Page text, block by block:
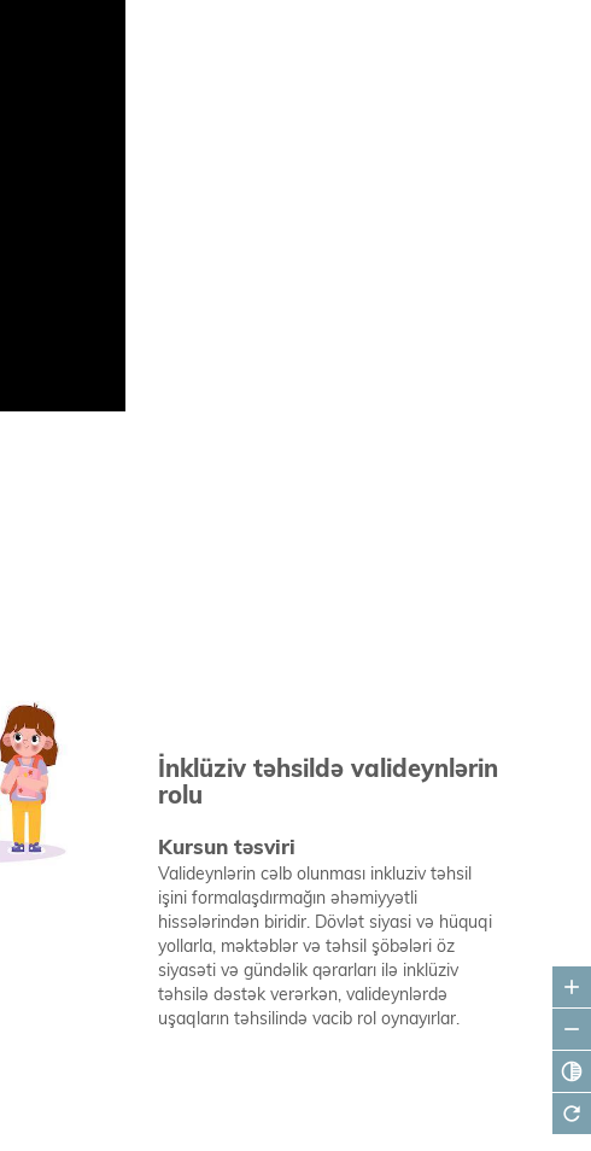
add
remove
tonality
refresh
İnklüziv təhsildə valideynlərin
rolu
Kursun təsviri
Valideynlərin cəlb olunması inkluziv təhsil
işini formalaşdırmağın əhəmiyyətli
hissələrindən biridir. Dövlət siyasi və hüquqi
yollarla, məktəblər və təhsil şöbələri öz
siyasəti və gündəlik qərarları ilə inklüziv
təhsilə dəstək verərkən, valideynlərdə
uşaqların təhsilində vacib rol oynayırlar.